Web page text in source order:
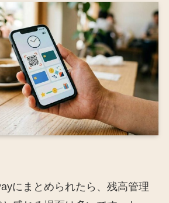
にまとめられたら、残高管理